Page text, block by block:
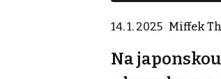
14. 1. 2025 Miffek
Na